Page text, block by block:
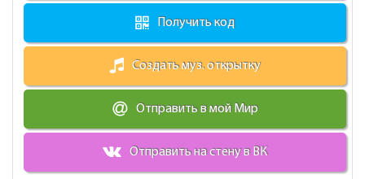
Получить код
Создать муз. открытку
Отправить в мой Мир
Отправить на стену в ВК